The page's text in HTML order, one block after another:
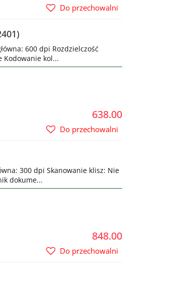
Do przechowalni
600 dpi Rozdzielczość
Kodowanie kol...
638.00
Do przechowalni
300 dpi Skanowanie klisz: Nie
dokume...
848.00
Do przechowalni